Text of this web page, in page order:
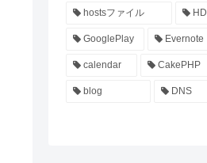
hostsファイル HD
GooglePlay Evernote
calendar CakePHP
blog DNS